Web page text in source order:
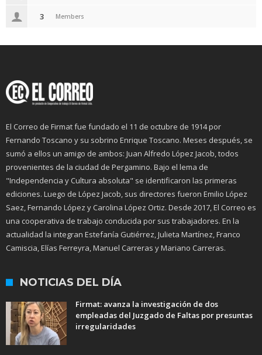
3 Members
El Correo de Firmat fue fundado el 11 de octubre de 1914 por
Fernando Toscano y su sobrino Enrique Toscano. Meses después, se
sumó a ellos un amigo de ambos: Juan Alfredo López Jacob, todos
provenientes de la ciudad de Pergamino. Bajo el lema de
"Independencia y Cultura absoluta" se identificaron las primeras
ediciones. Luego de López Jacob, sus directores fueron Emilio López
Saez, Fernando López y Carolina López Ortiz. Desde 2017, El Correo es
una cooperativa de trabajo conducida por sus trabajadores. En la
actualidad la integran Estefanía Gutiérrez, Julieta Martínez, Franco
Camiscia, Elías Ferreyra, Manuel Carreras y Mariano Carreras.
NOTICIAS DEL DÍA
Firmat: avanza la investigación de dos
empleadas del Juzgado de Faltas por presuntas
irregularidades